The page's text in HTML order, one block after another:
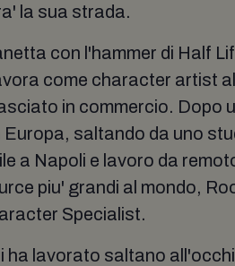
la sua strada.
con l'hammer di Half
come character artist
in commercio. Dopo
Europa, saltando da uno
a Napoli e lavoro da
piu' grandi al mondo,
Specialist.
ha lavorato saltano